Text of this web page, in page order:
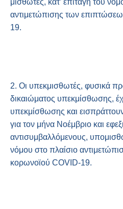
αντιμετώπισης των
19.
2. Οι υπεκμισθωτές, φυσικά
δικαιώματος υπεκμίσθωσης,
υπεκμίσθωσης και
για τον μήνα Νοέμβριο και
αντισυμβαλλόμενους,
νόμου στο πλαίσιο
κορωνοϊού COVID-19.